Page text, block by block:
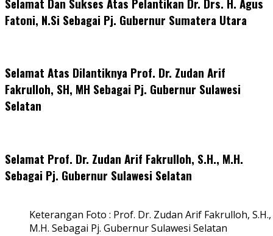
Fatoni, N.Si Sebagai Pj. Gubernur Sumatera Utara
Selamat Atas Dilantiknya Prof. Dr. Zudan Arif
Fakrulloh, SH, MH Sebagai Pj. Gubernur Sulawesi
Selatan
Selamat Prof. Dr. Zudan Arif Fakrulloh, S.H., M.H.
Sebagai Pj. Gubernur Sulawesi Selatan
Keterangan Foto : Prof. Dr. Zudan Arif Fakrulloh, S.H.,
M.H. Sebagai Pj. Gubernur Sulawesi Selatan